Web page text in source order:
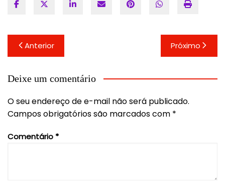
Navegação
de
Post
Anterior Próximo
Deixe um comentário
O seu endereço de e-mail não será publicado.
Campos obrigatórios são marcados com *
Comentário *